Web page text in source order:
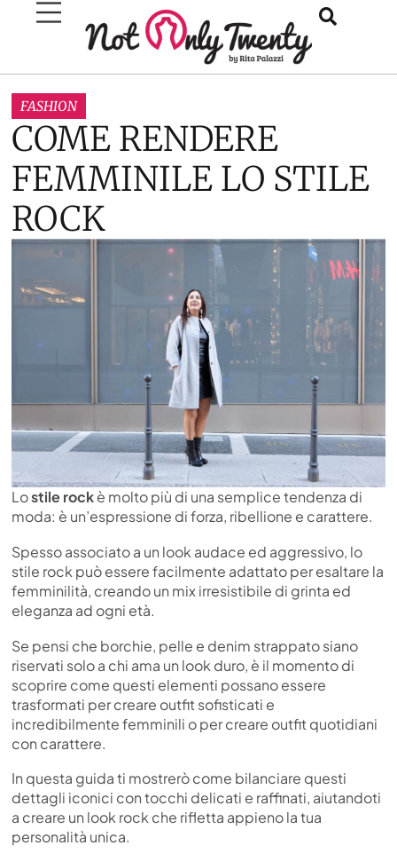
FASHION
COME RENDERE
FEMMINILE LO STILE
ROCK
Lostile rockè molto più di una semplice tendenza di
moda: è un’espressione di forza, ribellione e carattere.
Spesso associato a un look audace ed aggressivo, lo
stile rock può essere facilmente adattato per esaltare la
femminilità, creando un mix irresistibile di grinta ed
eleganza ad ogni età.
Se pensi che borchie, pelle e denim strappato siano
riservati solo a chi ama un look duro, è il momento di
scoprire come questi elementi possano essere
trasformati per creare outfit sofisticati e
incredibilmente femminili o per creare outfit quotidiani
con carattere.
In questa guida ti mostrerò come bilanciare questi
dettagli iconici con tocchi delicati e raffinati, aiutandoti
a creare un look rock che rifletta appieno la tua
personalità unica.